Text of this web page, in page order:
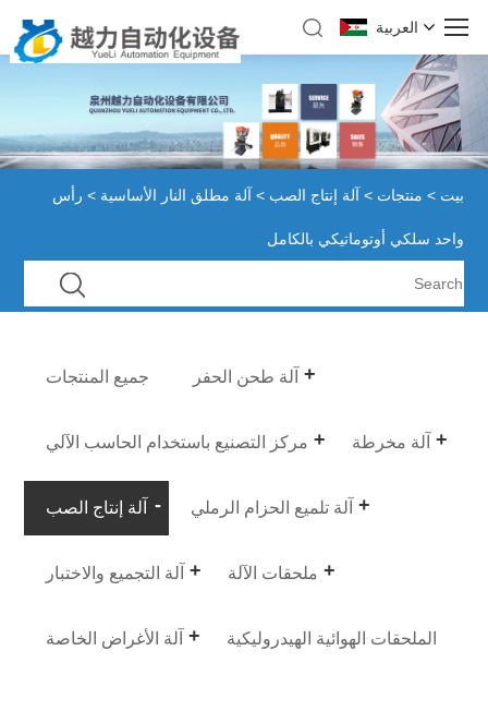
العربية
بيت > منتجات > آلة إنتاج الصب > آلة مطلق النار الأساسية > رأس
واحد سلكي أوتوماتيكي بالكامل
جميع المنتجات آلة طحن الحفر
مركز التصنيع باستخدام الحاسب الآلي آلة مخرطة
آلة إنتاج الصب آلة تلميع الحزام الرملي
آلة التجميع والاختبار ملحقات الآلة
آلة الأغراض الخاصة الملحقات الهوائية الهيدروليكية